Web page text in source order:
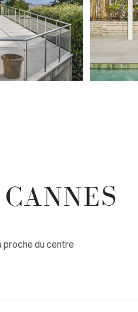
proche du centre